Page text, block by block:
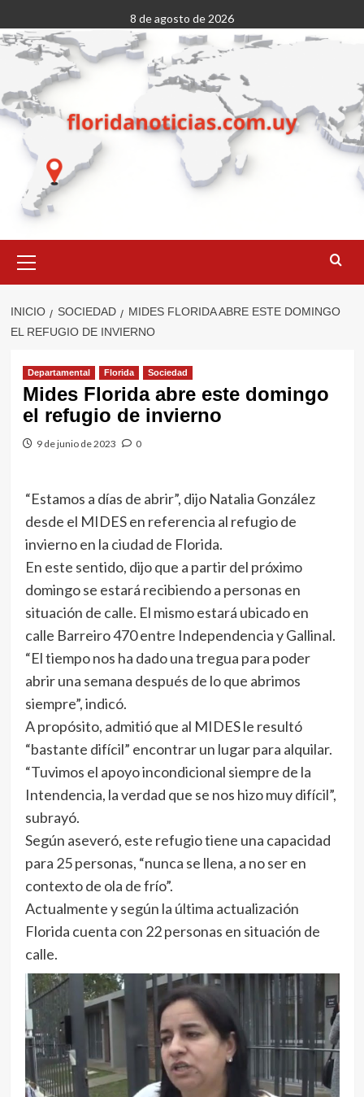
al
contenido
8 de agosto de 2026
primario
INICIO SOCIEDAD
MIDES FLORIDA ABRE ESTE DOMINGO
EL REFUGIO DE INVIERNO
Departamental Florida Sociedad
Mides Florida abre este domingo
el refugio de invierno
9 de junio de 2023 0
“Estamos a días de abrir”, dijo Natalia González
desde el MIDES en referencia al refugio de
invierno en la ciudad de Florida.
En este sentido, dijo que a partir del próximo
domingo se estará recibiendo a personas en
situación de calle. El mismo estará ubicado en
calle Barreiro 470 entre Independencia y Gallinal.
“El tiempo nos ha dado una tregua para poder
abrir una semana después de lo que abrimos
siempre”, indicó.
A propósito, admitió que al MIDES le resultó
“bastante difícil” encontrar un lugar para alquilar.
“Tuvimos el apoyo incondicional siempre de la
Intendencia, la verdad que se nos hizo muy difícil”,
subrayó.
Según aseveró, este refugio tiene una capacidad
para 25 personas, “nunca se llena, a no ser en
contexto de ola de frío”.
Actualmente y según la última actualización
Florida cuenta con 22 personas en situación de
calle.